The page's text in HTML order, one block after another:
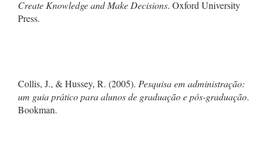
Create Knowledge and Make Decisions. Oxford University
Press.
Collis, J., & Hussey, R. (2005). Pesquisa em administração:
um guia prático para alunos de graduação e pós-graduação.
Bookman.